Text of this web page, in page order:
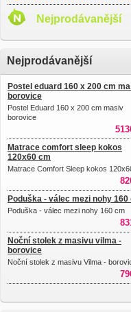
Nejprodávanější
Nejprodávanější
Postel eduard 160 x 200 cm
borovice
Postel Eduard 160 x 200 cm masiv
borovice
Matrace comfort sleep kokos
120x60 cm
Matrace Comfort Sleep kokos
Poduška - válec mezi nohy 160
Poduška - válec mezi nohy 160 cm
Noční stolek z masivu vilma -
borovice
Noční stolek z masivu Vilma -